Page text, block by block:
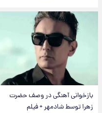
بازخوانی آهنگی در وصف حضرت
زهرا توسط شادمهر + فیلم